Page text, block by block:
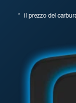
* il prezzo del